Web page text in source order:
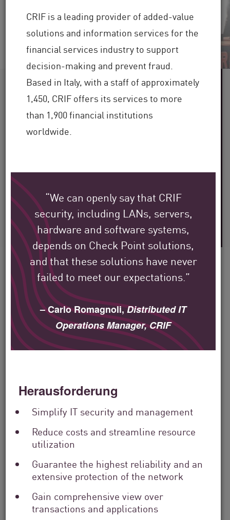
CRIF is a leading provider of added-value
solutions and information services for the
financial services industry to support
decision-making and prevent fraud.
Based in Italy, with a staff of approximately
1,450, CRIF offers its services to more
than 1,900 financial institutions
worldwide.
“We can openly say that CRIF
security, including LANs, servers,
hardware and software systems,
depends on Check Point solutions,
and that these solutions have never
failed to meet our expectations.”
– Carlo Romagnoli,Distributed IT
Operations Manager, CRIF
Herausforderung
Simplify IT security and management
Reduce costs and streamline resource
utilization
Guarantee the highest reliability and an
extensive protection of the network
Gain comprehensive view over
transactions and applications
60+
Betreute Branchen
Kunden weltweit
30+
Jahre Branchenerfahrung
So schützen
Check Point Kunden ihre
Umgebung in aller Welt.
zum Schutz der größten Unternehmen,
Behörden und Serviceanbieter der ganzen
Welt beizutragen.
Filter
by
Solutions
Filter
Industry